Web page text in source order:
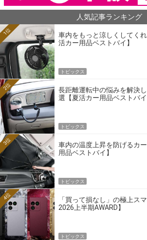
人気記事ランキング
車内をもっと涼しくしてく
活カー用品ベストバイ】
1位
トピックス
長距離運転中の悩みを解決
選【夏活カー用品ベストバイ
2位
トピックス
車内の温度上昇を防げるカ
用品ベストバイ】
3位
トピックス
「買って損なし」の極上ス
2026上半期AWARD】
4位
トピックス